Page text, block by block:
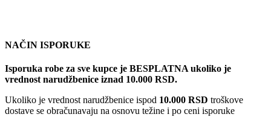
NAČIN ISPORUKE
Isporuka robe za sve kupce je BESPLATNA ukoliko je
vrednost narudžbenice iznad 10.000 RSD.
Ukoliko je vrednost narudžbenice ispod 10.000 RSD troškove
dostave se obračunavaju na osnovu težine i po ceni isporuke